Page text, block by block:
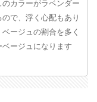
のカラーがラベンダー
で、浮く心配もあり
ージュの割合を多く
ージュになります